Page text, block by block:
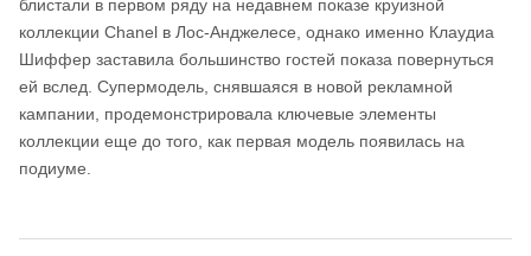
блистали в первом ряду на недавнем показе круизной
коллекции Chanel в Лос-Анджелесе, однако именно Клаудиа
Шиффер заставила большинство гостей показа повернуться
ей вслед. Супермодель, снявшаяся в новой рекламной
кампании, продемонстрировала ключевые элементы
коллекции еще до того, как первая модель появилась на
подиуме.